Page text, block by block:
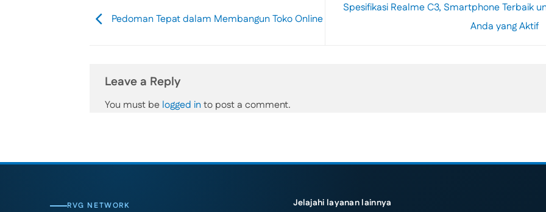
Pedoman Tepat dalam Membangun Toko Online
Spesifikasi Realme C3, Smartphone Terbaik
Anda yang Aktif
Leave a Reply
You must be logged in to post a comment.
RVG NETWORK Jelajahi layanan lainnya